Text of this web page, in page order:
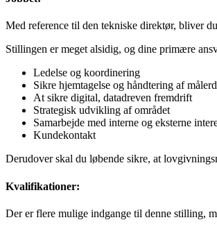
Med reference til den tekniske direktør, bliver
Stillingen er meget alsidig, og dine primære
Ledelse og koordinering
Sikre hjemtagelse og håndtering af
At sikre digital, datadreven fremdrift
Strategisk udvikling af området
Samarbejde med interne og eksterne
Kundekontakt
Derudover skal du løbende sikre, at
Kvalifikationer:
Der er flere mulige indgange til denne stilling,